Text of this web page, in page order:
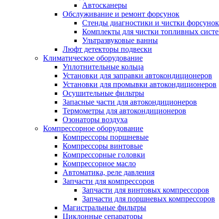
Автосканеры
Обслуживание и ремонт форсунок
Стенды диагностики и чистки форсунок
Комплекты для чистки топливных
Ультразвуковые ванны
Люфт детекторы подвески
Климатическое оборудование
Уплотнительные кольца
Установки для заправки автокондиционеров
Установки для промывки автокондиционеров
Осушительные фильтры
Запасные части для автокондиционеров
Термометры для автокондиционеров
Озонаторы воздуха
Компрессорное оборудование
Компрессоры поршневые
Компрессоры винтовые
Компрессорные головки
Компрессорное масло
Автоматика, реле давления
Запчасти для компрессоров
Запчасти для винтовых компрессоров
Запчасти для поршневых компрессоров
Магистральные фильтры
Циклонные сепараторы